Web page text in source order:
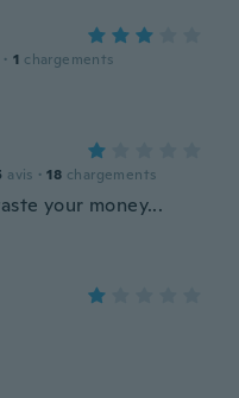
· 1 chargements
avis · 18 chargements
your money...